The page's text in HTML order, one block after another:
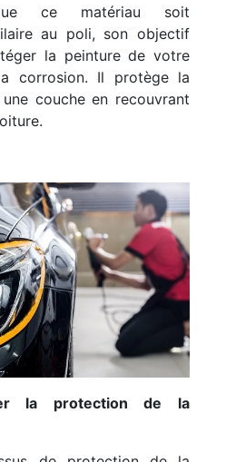
ce matériau soit
au poli, son objectif
la peinture de votre
corrosion. Il protège la
couche en recouvrant
la protection de la